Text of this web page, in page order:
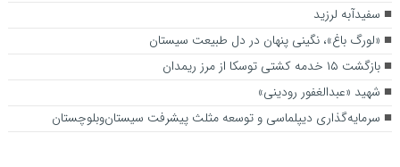
سفیدآبه لرزید
«لورگ باغ»، نگینی پنهان در دل طبیعت سیستان
بازگشت ۱۵ خدمه کشتی توسکا از مرز ریمدان
شهید «عبدالغفور رودینی»
سرمایه‌گذاری دیپلماسی و توسعه مثلث پیشرفت سیستان‌وبلوچستان